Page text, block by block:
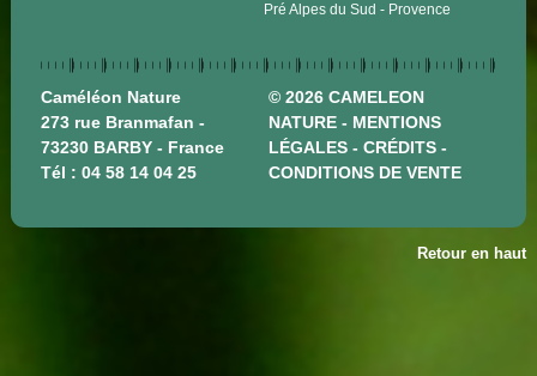
Pré Alpes du Sud
Provence
Caméléon Nature
273 rue Branmafan -
73230 BARBY - France
Tél : 04 58 14 04 25
© 2026 CAMELEON
NATURE - MENTIONS
LÉGALES -CRÉDITS -
CONDITIONS DE VENTE
Retour en haut